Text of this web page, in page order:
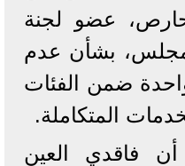
حارص، عضو لجنة
بشأن عدم
ضمن الفئات
المتكاملة.
فاقدي العين